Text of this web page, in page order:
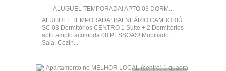
ALUGUEL TEMPORADA! APTO 03 DORM...
ALUGUEL TEMPORADA! BALNEÁRIO CAMBORIÚ
SC 03 Dormitórios CENTRO 1 Suíte + 2 Dormitórios
apto amplo acomoda 08 PESSOAS! Mobiliado:
Sala, Cozin...